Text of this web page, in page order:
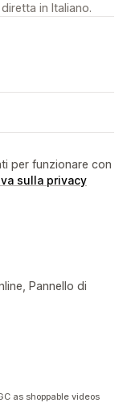
in Italiano.
per funzionare con
sulla privacy
Pannello di
as shoppable videos